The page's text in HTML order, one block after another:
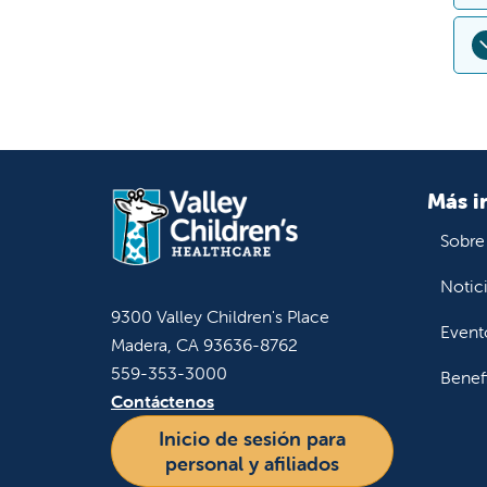
9300 Valley Children's Place
Madera, CA 93636-8762
559-353-3000
Contáctenos
Inicio de sesión para
personal y afiliados
Más